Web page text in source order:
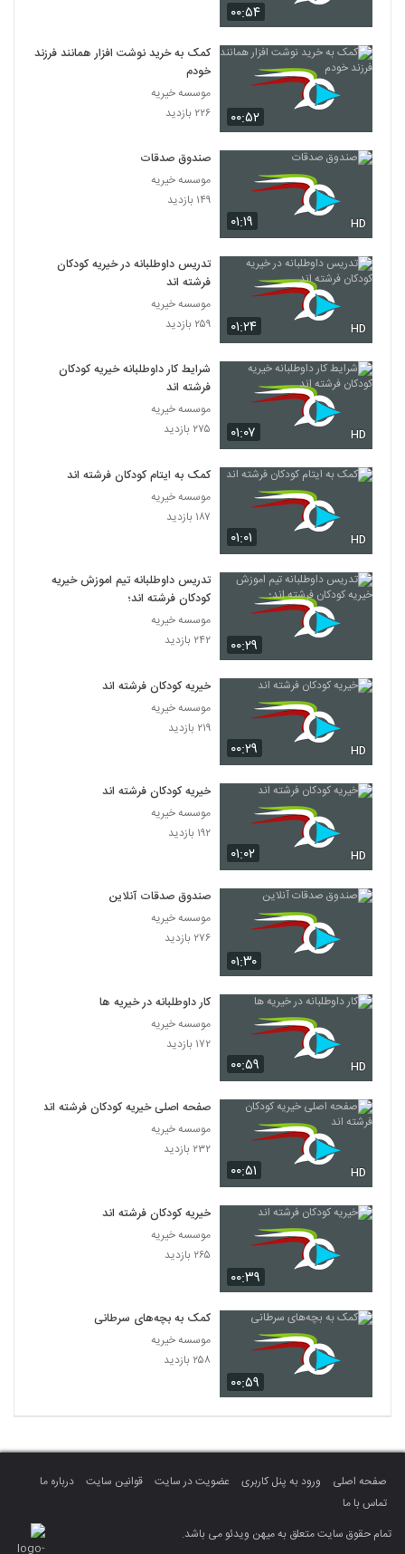
۰۰:۵۴
۰۰:۵۲
کمک به خرید نوشت افزار همانند فرزند
خودم
موسسه خیریه
۲۲۶ بازدید
۰۱:۱۹ HD
صندوق صدقات
موسسه خیریه
۱۴۹ بازدید
۰۱:۲۴ HD
تدریس داوطلبانه در خیریه کودکان
فرشته اند
موسسه خیریه
۲۵۹ بازدید
۰۱:۰۷ HD
شرایط کار داوطلبانه خیریه کودکان
فرشته اند
موسسه خیریه
۲۷۵ بازدید
۰۱:۰۱ HD
کمک به ایتام کودکان فرشته اند
موسسه خیریه
۱۸۷ بازدید
۰۰:۲۹
تدریس داوطلبانه تیم اموزش خیریه
کودکان فرشته اند؛
موسسه خیریه
۲۴۲ بازدید
۰۰:۲۹ HD
خیریه کودکان فرشته اند
موسسه خیریه
۲۱۹ بازدید
۰۱:۰۲ HD
خیریه کودکان فرشته اند
موسسه خیریه
۱۹۲ بازدید
۰۱:۳۰
صندوق صدقات آنلاین
موسسه خیریه
۲۷۶ بازدید
۰۰:۵۹ HD
کار داوطلبانه در خیریه ها
موسسه خیریه
۱۷۲ بازدید
۰۰:۵۱ HD
صفحه اصلی خیریه کودکان فرشته اند
موسسه خیریه
۲۳۲ بازدید
۰۰:۳۹
خیریه کودکان فرشته اند
موسسه خیریه
۲۶۵ بازدید
۰۰:۵۹
کمک به بچه‌های سرطانی
موسسه خیریه
۲۵۸ بازدید
صفحه اصلی ورود به پنل کاربری عضویت در سایت قوانین سایت
درباره ما
تماس با ما
تمام حقوق سایت متعلق به میهن ویدئو می باشد.